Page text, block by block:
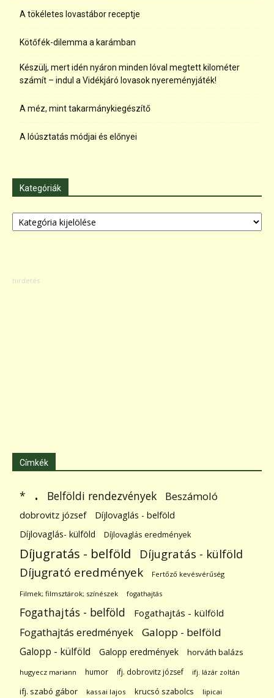
A tökéletes lovastábor receptje
Kötőfék-dilemma a karámban
Készülj, mert idén nyáron minden lóval megtett kilométer
számít – indul a Vidékjáró lovasok nyereményjáték!
A méz, mint takarmánykiegészítő
A lóúsztatás módjai és előnyei
Kategóriák
Kategóriák
Címkék
* . Belföldi rendezvények Beszámoló
dobrovitz józsef
Díjlovaglás - belföld
Díjlovaglás- külföld
Díjlovaglás eredmények
Díjugratás - belföld Díjugratás - külföld
Díjugrató eredmények Fertőző kevésvérűség
Filmek; filmsztárok; színészek fogathajtás
Fogathajtás - belföld Fogathajtás - külföld
Fogathajtás eredmények Galopp - belföld
Galopp - külföld Galopp eredmények horváth balázs
hugyecz mariann humor ifj. dobrovitz józsef ifj. lázár zoltán
ifj. szabó gábor kassai lajos krucsó szabolcs lipicai